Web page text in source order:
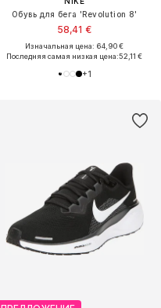
Обувь для бега 'Revolution 8'
58,41 €
Изначальная цена: 64,90 €
Последняя самая низкая цена:52,11 €
+1